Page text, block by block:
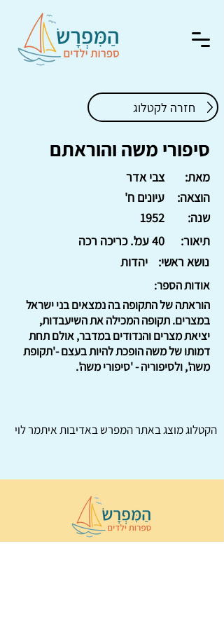
חזרה לקטלוג
סיפורי משה והוראתם
צבי אדר
מאת:
עיונים ח'
הוצאה:
1952
שנה:
40 עמ'. כריכה רכה
תיאור:
יהדות
נושא ראשי:
אודות הספר:
הוראתה של התקופה בה נמצאים בני ישראל
במצרים. תקופה המכילה את השיעבדות,
יציאת מצרים והנדודים במדבר, אולם תחת
דמותו של משה הופכת להיות בעצם -'תקופת
משה', ולסיפוריה - 'סיפורי משה'.
הקטלוג מוצג באתרהמפרשבאדיבות איתמר לוי